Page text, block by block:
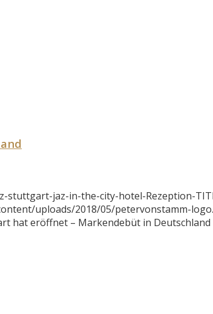
stuttgart-jaz-in-the-city-hotel-Rezeption-
uploads/2018/05/petervonstamm-
hat eröffnet – Markendebüt in Deutschland